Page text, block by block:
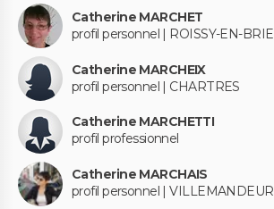
Catherine MARCHET
profil personnel | ROISSY-EN-BRIE
Catherine MARCHEIX
profil personnel | CHARTRES
Catherine MARCHETTI
profil professionnel
Catherine MARCHAIS
profil personnel | VILLEMANDEUR